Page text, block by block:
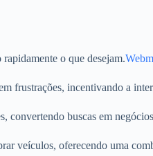
o que desejam.
frustrações, incentivando a
convertendo buscas em
veículos, oferecendo uma